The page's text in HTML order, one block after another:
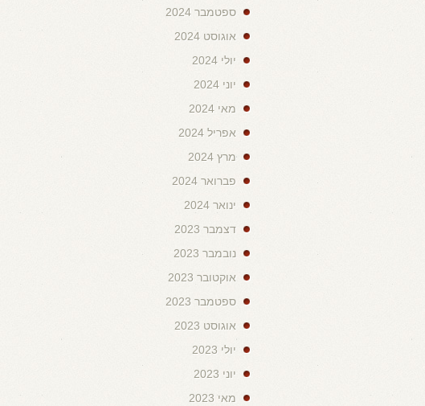
ספטמבר 2024
אוגוסט 2024
יולי 2024
יוני 2024
מאי 2024
אפריל 2024
מרץ 2024
פברואר 2024
ינואר 2024
דצמבר 2023
נובמבר 2023
אוקטובר 2023
ספטמבר 2023
אוגוסט 2023
יולי 2023
יוני 2023
מאי 2023